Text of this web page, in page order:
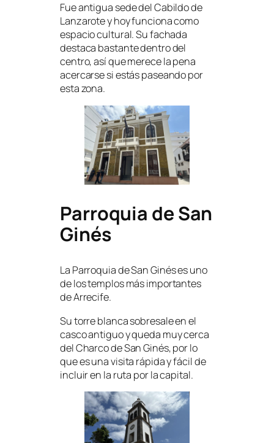
Fue antigua sede del Cabildo de
Lanzarote y hoy funciona como
espacio cultural. Su fachada
destaca bastante dentro del
centro, así que merece la pena
acercarse si estás paseando por
esta zona.
Parroquia de San
Ginés
La Parroquia de San Ginés es uno
de los templos más importantes
de Arrecife.
Su torre blanca sobresale en el
casco antiguo y queda muy cerca
del Charco de San Ginés, por lo
que es una visita rápida y fácil de
incluir en la ruta por la capital.